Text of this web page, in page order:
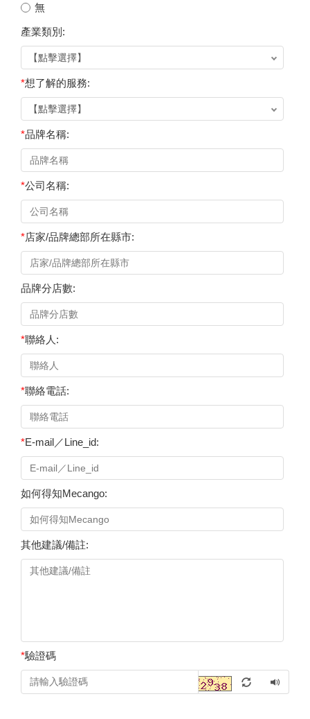
無
產業類別:
*想了解的服務:
*品牌名稱:
*公司名稱:
*店家/品牌總部所在縣市:
品牌分店數:
*聯絡人:
*聯絡電話:
*E-mail／Line_id:
如何得知Mecango:
其他建議/備註:
*驗證碼